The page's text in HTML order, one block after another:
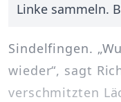
Linke sammeln.
Sindelfingen.
wieder“, sagt
verschmitzten